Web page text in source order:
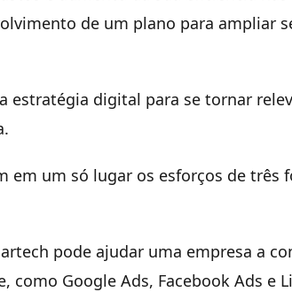
de um plano para ampliar
estratégia digital para se tornar
em um só lugar os esforços de três
pode ajudar uma empresa a
como Google Ads, Facebook Ads e